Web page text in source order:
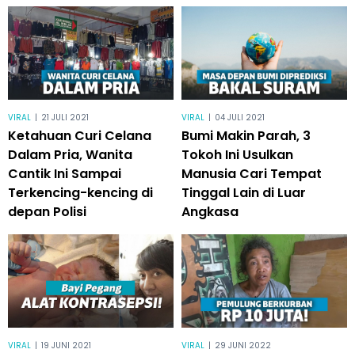
VIRAL | 21 JULI 2021
Ketahuan Curi Celana
Dalam Pria, Wanita
Cantik Ini Sampai
Terkencing-kencing di
depan Polisi
VIRAL | 04 JULI 2021
Bumi Makin Parah, 3
Tokoh Ini Usulkan
Manusia Cari Tempat
Tinggal Lain di Luar
Angkasa
VIRAL | 19 JUNI 2021 VIRAL | 29 JUNI 2022